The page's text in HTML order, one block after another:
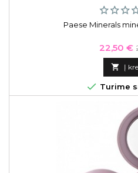
Paese Minerals
Kaina
22,50 €
 Į
 Turime